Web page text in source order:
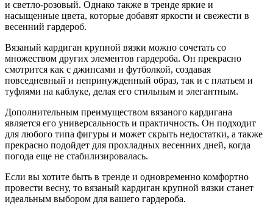
и светло-розовый. Однако также в тренде яркие и
насыщенные цвета, которые добавят яркости и свежести в
весенний гардероб.
Вязаный кардиган крупной вязки можно сочетать со
множеством других элементов гардероба. Он прекрасно
смотрится как с джинсами и футболкой, создавая
повседневный и непринужденный образ, так и с платьем и
туфлями на каблуке, делая его стильным и элегантным.
Дополнительным преимуществом вязаного кардигана
является его универсальность и практичность. Он подходит
для любого типа фигуры и может скрыть недостатки, а также
прекрасно подойдет для прохладных весенних дней, когда
погода еще не стабилизировалась.
Если вы хотите быть в тренде и одновременно комфортно
провести весну, то вязаный кардиган крупной вязки станет
идеальным выбором для вашего гардероба.